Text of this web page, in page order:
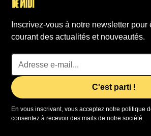
Inscrivez-vous à notre newsletter pour
courant des actualités et nouveautés.
En vous inscrivant, vous acceptez notre politique
consentez à recevoir des mails de notre société.